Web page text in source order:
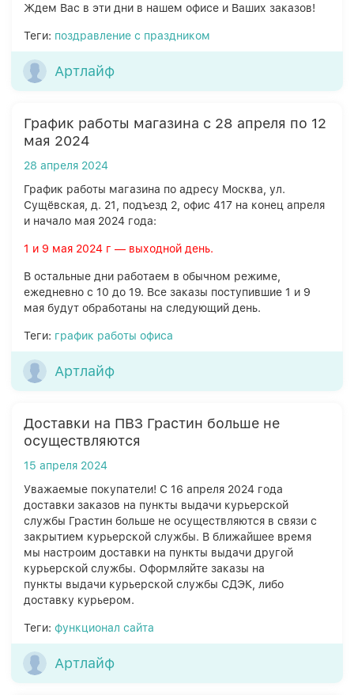
Ждем Вас в эти дни в нашем офисе и Ваших заказов!
Теги: поздравление с праздником
Артлайф
График работы магазина с 28 апреля по 12
мая 2024
28 апреля 2024
График работы магазина по адресу Москва, ул.
Сущёвская, д. 21, подъезд 2, офис 417 на конец апреля
и начало мая 2024 года:
1 и 9 мая 2024 г — выходной день.
В остальные дни работаем в обычном режиме,
ежедневно с 10 до 19. Все заказы поступившие 1 и 9
мая будут обработаны на следующий день.
Теги: график работы офиса
Артлайф
Доставки на ПВЗ Грастин больше не
осуществляются
15 апреля 2024
Уважаемые покупатели! С 16 апреля 2024 года
доставки заказов на пункты выдачи курьерской
службы Грастин больше не осуществляются в связи с
закрытием курьерской службы. В ближайшее время
мы настроим доставки на пункты выдачи другой
курьерской службы. Оформляйте заказы на
пункты выдачи курьерской службы СДЭК, либо
доставку курьером.
Теги: функционал сайта
Артлайф